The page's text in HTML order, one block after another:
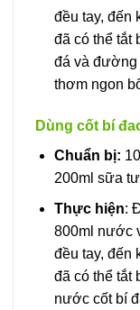
đều tay, đến
đã có thể tắt
đá và đường
thơm ngon
Dùng cốt bí
Chuẩn bị:
200ml sữa
Thực hiện:
800ml nước
đều tay, đến
đã có thể tắt
nước cốt bí